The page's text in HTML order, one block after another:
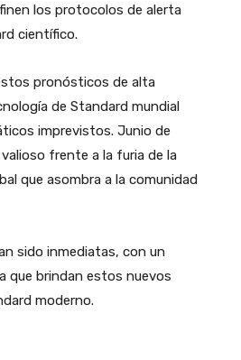
los protocolos de alerta
científico.
pronósticos de alta
de Standard mundial
imprevistos. Junio de
frente a la furia de la
que asombra a la comunidad
sido inmediatas, con un
que brindan estos nuevos
moderno.